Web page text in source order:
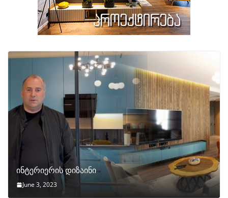
ინტერიერის დიზაინი
June 3, 2023